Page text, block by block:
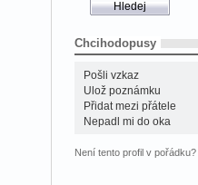
Chcihodopusy
Pošli vzkaz
Ulož poznámku
Přidat mezi přátele
Nepadl mi do oka
Není tento profil v pořádku?